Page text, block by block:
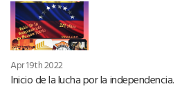
Apr 19th 2022
Inicio de la lucha por la independencia.